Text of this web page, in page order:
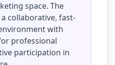
space. The
collaborative, fast-
with
professional
participation in